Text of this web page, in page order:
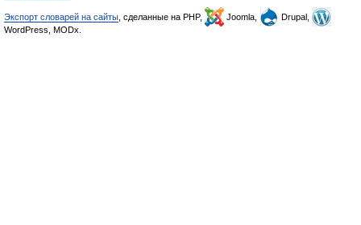
Экспорт словарей на сайты , сделанные на PHP, Joomla,
Drupal,
WordPress, MODx.